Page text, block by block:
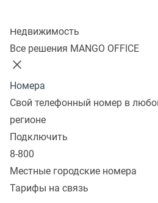
Недвижимость
Все решения MANGO OFFICE
Номера
Свой телефонный номер в
регионе
Подключить
8-800
Местные городские номера
Тарифы на связь
IP-телефония
с мобильного
Это отличный способ снизить
Наиболее эффективно она
виртуальной АТС. Это
снизить количество
и принимать звонки с любых
настройки достаточно знать
запись, установить